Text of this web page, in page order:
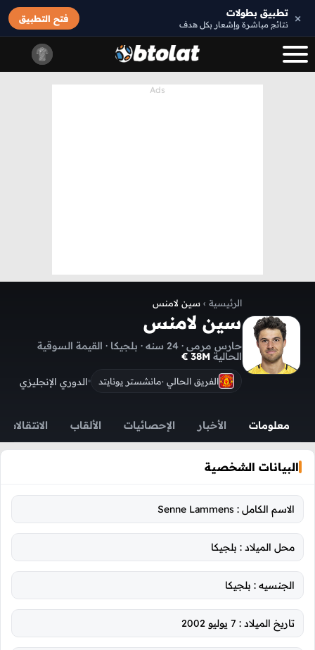
× تطبيق بطولات
نتائج مباشرة وإشعار بكل هدف
فتح التطبيق
الرئيسية › سين لامنس
سين لامنس
حارس مرمى · 24 سنه · بلجيكا · القيمة السوقية
الحالية 38M €
الفريق الحالي ·مانشستر يونايتد الدوري الإنجليزي
معلومات الأخبار الإحصائيات الألقاب الانتقالات
البيانات الشخصية
الاسم الكامل : Senne Lammens
محل الميلاد : بلجيكا
الجنسيه : بلجيكا
تاريخ الميلاد : 7 يوليو 2002